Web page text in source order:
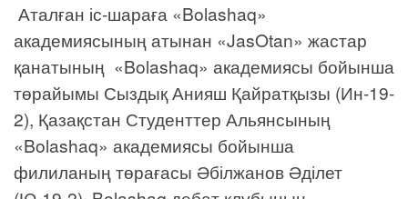
Аталған іс-шараға «Bolashaq»
академиясының атынан «JasOtan» жастар
қанатының «Bolashaq» академиясы бойынша
төрайымы Сыздық Анияш Қайратқызы (Ин-19-
2), Қазақстан Студенттер Альянсының
«Bolashaq» академиясы бойынша
филиланың төрағасы Әбілжанов Әділет